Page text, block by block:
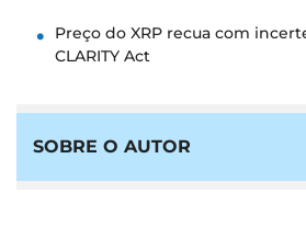
Preço do XRP recua com
CLARITY Act
SOBRE O AUTOR